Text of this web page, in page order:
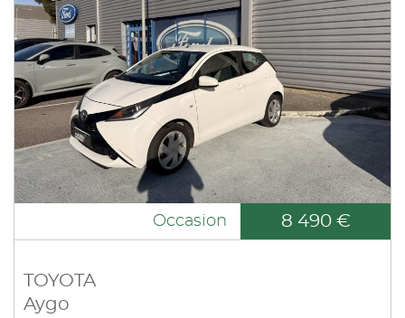
Occasion 8 490 €
TOYOTA
Aygo